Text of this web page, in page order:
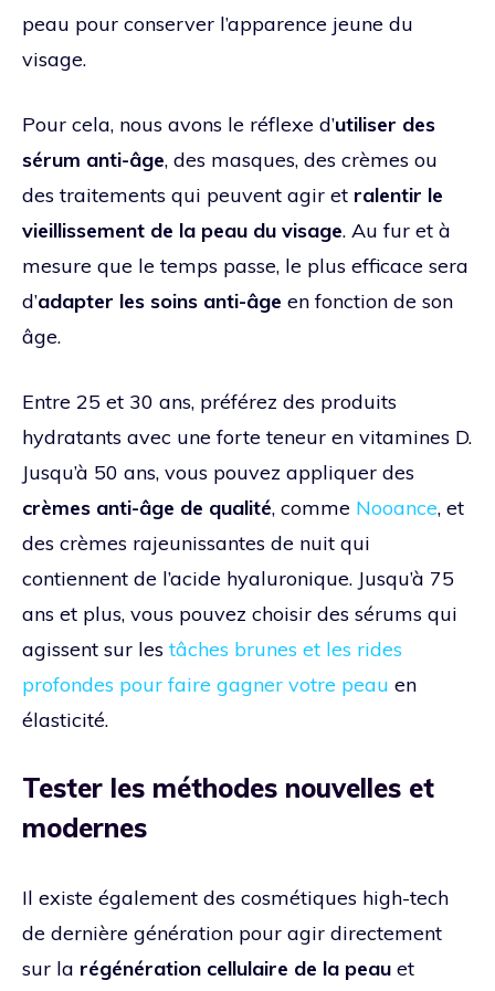
peau pour conserver l’apparence jeune du
visage.
Pour cela, nous avons le réflexe d’utiliser des
sérum anti-âge, des masques, des crèmes ou
des traitements qui peuvent agir et ralentir le
vieillissement de la peau du visage. Au fur et à
mesure que le temps passe, le plus efficace sera
d’adapter les soins anti-âge en fonction de son
âge.
Entre 25 et 30 ans, préférez des produits
hydratants avec une forte teneur en vitamines D.
Jusqu’à 50 ans, vous pouvez appliquer des
crèmes anti-âge de qualité, comme Nooance, et
des crèmes rajeunissantes de nuit qui
contiennent de l’acide hyaluronique. Jusqu’à 75
ans et plus, vous pouvez choisir des sérums qui
agissent sur les tâches brunes et les rides
profondes pour faire gagner votre peau en
élasticité.
Tester les méthodes nouvelles et
modernes
Il existe également des cosmétiques high-tech
de dernière génération pour agir directement
sur la régénération cellulaire de la peau et